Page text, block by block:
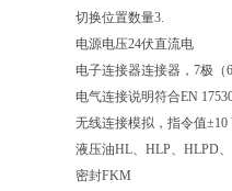
切换位置数量3.
电源电压24伏直流电
电子连接器连接器，7极（
电气连接说明符合EN
无线连接模拟，指令值±10
液压油HL、HLP、HLPD
密封FKM